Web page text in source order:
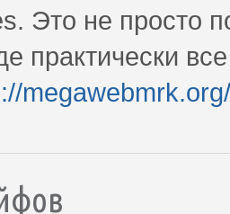
Это не просто
практически